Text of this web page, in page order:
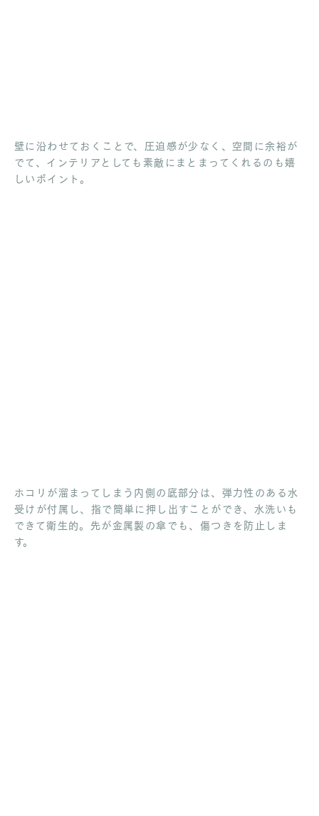
壁に沿わせておくことで、圧迫感が少なく、空間に余裕が
でて、インテリアとしても素敵にまとまってくれるのも嬉
しいポイント。
ホコリが溜まってしまう内側の底部分は、弾力性のある水
受けが付属し、指で簡単に押し出すことができ、水洗いも
できて衛生的。先が金属製の傘でも、傷つきを防止しま
す。